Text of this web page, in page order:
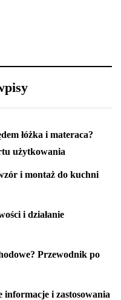
łóżka i materaca?
użytkowania
i montaż do kuchni
i działanie
Przewodnik po
informacje i zastosowania